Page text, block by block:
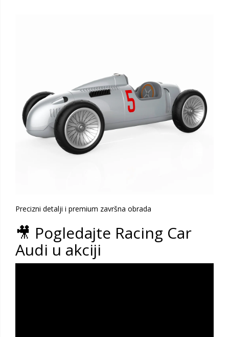
Precizni detalji i premium završna obrada
🎥 Pogledajte Racing Car
Audi u akciji